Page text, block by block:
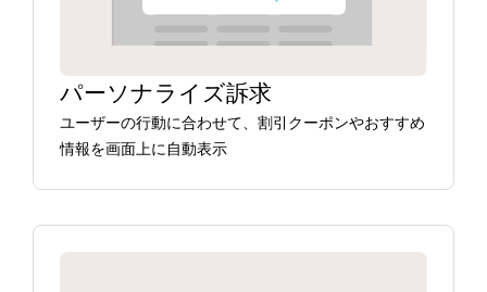
パーソナライズ訴求
ユーザーの行動に合わせて、割引クーポンやおすすめ
情報を画面上に自動表示